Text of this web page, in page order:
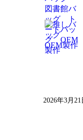
2026年3月21